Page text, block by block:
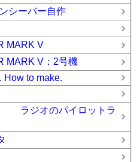
シーバー自作
MARK V
MARK V：2号機
How to make.
ラジオのパイロットラ